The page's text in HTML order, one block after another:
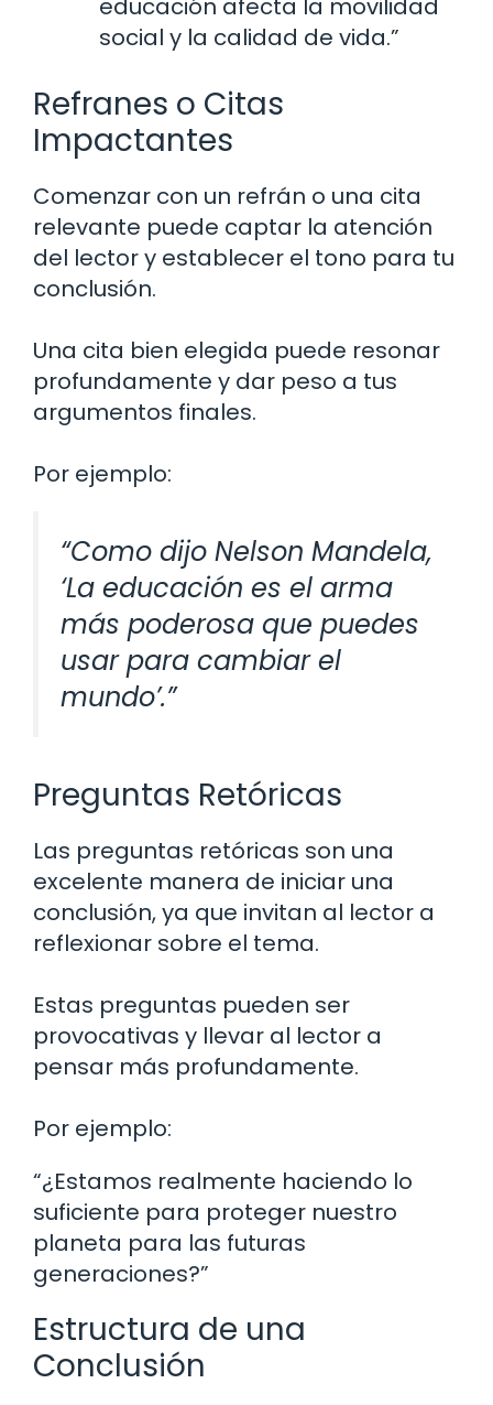
educación afecta la movilidad
social y la calidad de vida.”
Refranes o Citas
Impactantes
Comenzar con un refrán o una cita
relevante puede captar la atención
del lector y establecer el tono para tu
conclusión.
Una cita bien elegida puede resonar
profundamente y dar peso a tus
argumentos finales.
Por ejemplo:
“Como dijo Nelson Mandela,
‘La educación es el arma
más poderosa que puedes
usar para cambiar el
mundo’.”
Preguntas Retóricas
Las preguntas retóricas son una
excelente manera de iniciar una
conclusión, ya que invitan al lector a
reflexionar sobre el tema.
Estas preguntas pueden ser
provocativas y llevar al lector a
pensar más profundamente.
Por ejemplo:
“¿Estamos realmente haciendo lo
suficiente para proteger nuestro
planeta para las futuras
generaciones?”
Estructura de una
Conclusión